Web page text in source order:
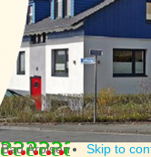
Bad Arolsen Skip to